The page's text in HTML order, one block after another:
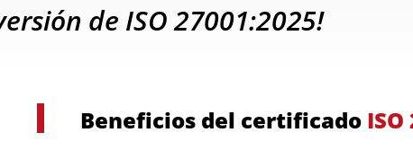
de ISO 27001:2025!
Beneficios del certificado ISO